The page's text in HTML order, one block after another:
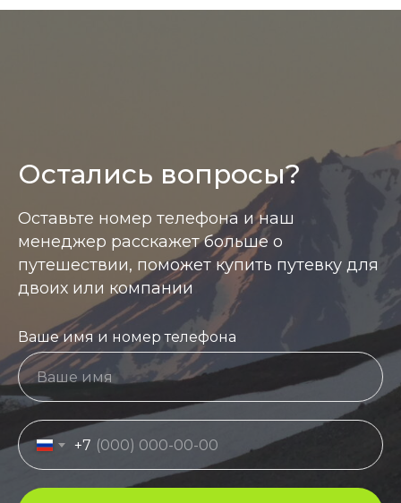
Остались вопросы?
Оставьте номер телефона и наш
менеджер расскажет больше о
путешествии, поможет купить путевку для
двоих или компании
Ваше имя и номер телефона
+7